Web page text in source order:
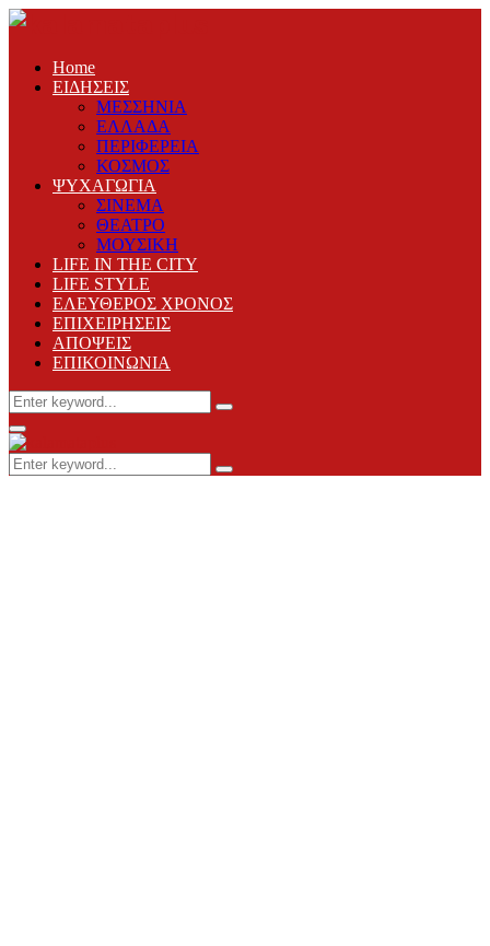
Home
ΕΙΔΗΣΕΙΣ
ΜΕΣΣΗΝΙΑ
ΕΛΛΑΔΑ
ΠΕΡΙΦΕΡΕΙΑ
ΚΟΣΜΟΣ
ΨΥΧΑΓΩΓΙΑ
ΣΙΝΕΜΑ
ΘΕΑΤΡΟ
ΜΟΥΣΙΚΗ
LIFE IN THE CITY
LIFE STYLE
ΕΛΕΥΘΕΡΟΣ ΧΡΟΝΟΣ
ΕΠΙΧΕΙΡΗΣΕΙΣ
ΑΠΟΨΕΙΣ
ΕΠΙΚΟΙΝΩΝΙΑ
Search
for:
Search
Primary
Menu
Search
for:
Search